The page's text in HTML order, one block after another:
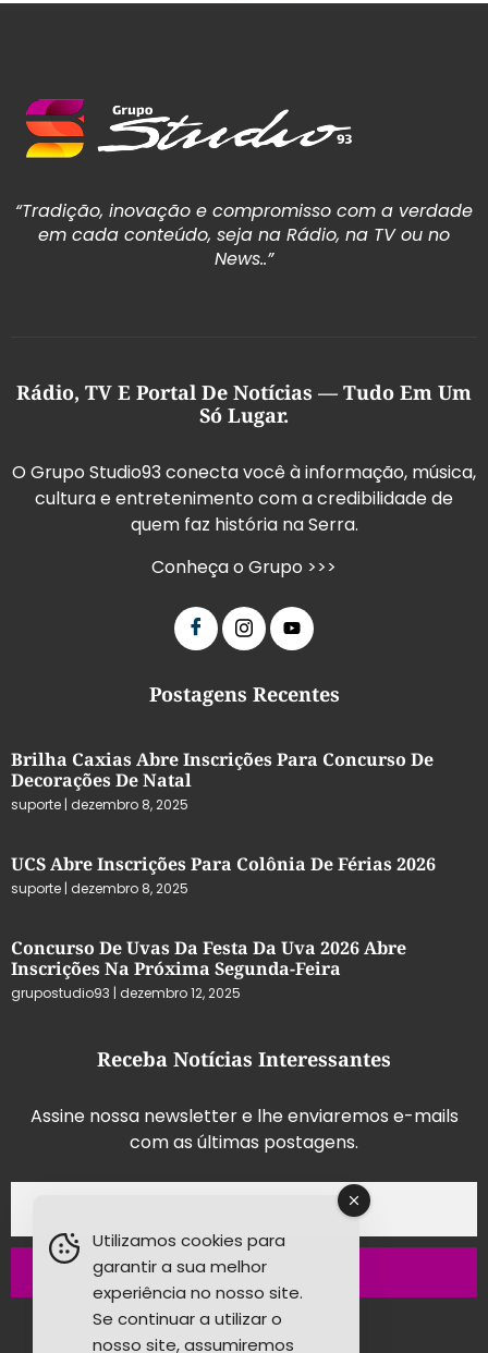
“Tradição, inovação e compromisso com a verdade
em cada conteúdo, seja na Rádio, na TV ou no
News..”
Rádio, TV E Portal De Notícias — Tudo Em Um
Só Lugar.
O Grupo Studio93 conecta você à informação, música,
cultura e entretenimento com a credibilidade de
quem faz história na Serra.
Conheça o Grupo >>>
Postagens Recentes
Brilha Caxias Abre Inscrições Para Concurso De
Decorações De Natal
suporte dezembro 8, 2025
UCS Abre Inscrições Para Colônia De Férias 2026
suporte dezembro 8, 2025
Concurso De Uvas Da Festa Da Uva 2026 Abre
Inscrições Na Próxima Segunda-Feira
grupostudio93 dezembro 12, 2025
Receba Notícias Interessantes
Assine nossa newsletter e lhe enviaremos e-mails
com as últimas postagens.
Inscrever-se
Utilizamos cookies para
garantir a sua melhor
experiência no nosso site.
Se continuar a utilizar o
nosso site, assumiremos